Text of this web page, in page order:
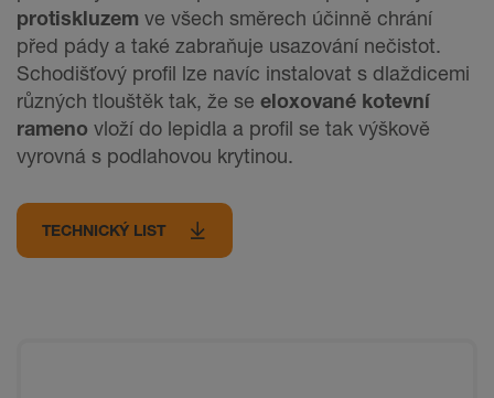
protiskluzem ve všech směrech účinně chrání
před pády a také zabraňuje usazování nečistot.
Schodišťový profil lze navíc instalovat s dlaždicemi
různých tlouštěk tak, že se eloxované kotevní
rameno vloží do lepidla a profil se tak výškově
vyrovná s podlahovou krytinou.
TECHNICKÝ LIST